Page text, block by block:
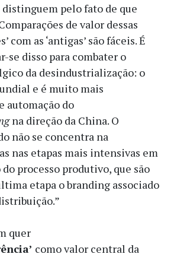
distinguem pelo fato de que
de valor dessas
com as ‘antigas’ são fáceis. É
se disso para combater o
da desindustrialização: o
e é muito mais
automação do
na direção da China. O
não se concentra na
nas etapas mais intensivas em
processo produtivo, que são
etapa o branding associado
quer
como valor central da